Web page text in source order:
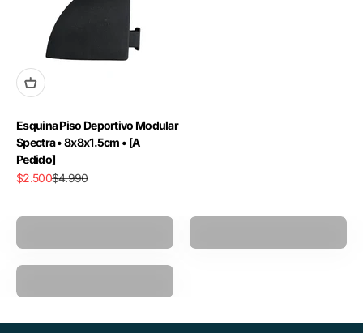
Esquina Piso Deportivo Modular
Spectra • 8x8x1.5cm • [A
Pedido]
Precio de oferta
$2.500Precio normal
$4.990